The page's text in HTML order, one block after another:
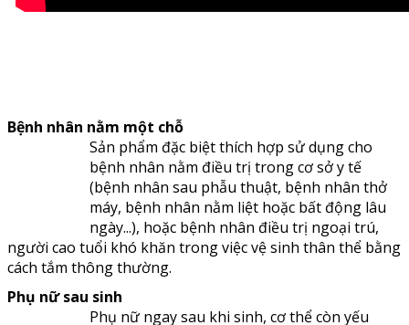
Bệnh nhân nằm một chỗ
Sản phẩm đặc biệt thích hợp sử dụng cho
bệnh nhân nằm điều trị trong cơ sở y tế
(bệnh nhân sau phẫu thuật, bệnh nhân thở
máy, bệnh nhân nằm liệt hoặc bất động lâu
ngày...), hoặc bệnh nhân điều trị ngoại trú,
người cao tuổi khó khăn trong việc vệ sinh thân thể bằng
cách tắm thông thường.
Phụ nữ sau sinh
Phụ nữ ngay sau khi sinh, cơ thể còn yếu